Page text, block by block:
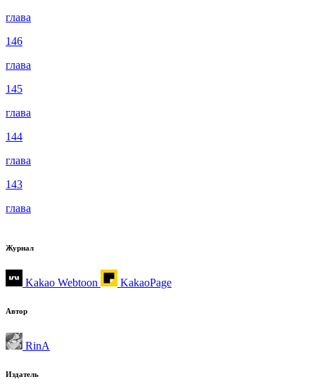
глава
146
глава
145
глава
144
глава
143
глава
Журнал
Kakao Webtoon KakaoPage
Автор
RinA
Издатель